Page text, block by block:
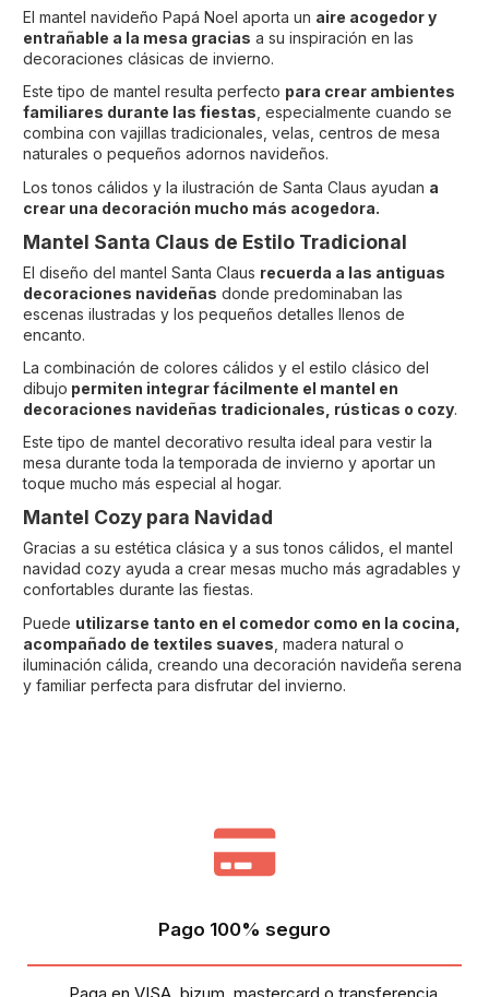
El mantel navideño Papá Noel aporta un aire acogedor y
entrañable a la mesa gracias a su inspiración en las
decoraciones clásicas de invierno.
Este tipo de mantel resulta perfecto para crear ambientes
familiares durante las fiestas, especialmente cuando se
combina con vajillas tradicionales, velas, centros de mesa
naturales o pequeños adornos navideños.
Los tonos cálidos y la ilustración de Santa Claus ayudan a
crear una decoración mucho más acogedora.
Mantel Santa Claus de Estilo Tradicional
El diseño del mantel Santa Claus recuerda a las antiguas
decoraciones navideñas donde predominaban las
escenas ilustradas y los pequeños detalles llenos de
encanto.
La combinación de colores cálidos y el estilo clásico del
dibujo permiten integrar fácilmente el mantel en
decoraciones navideñas tradicionales, rústicas o cozy.
Este tipo de mantel decorativo resulta ideal para vestir la
mesa durante toda la temporada de invierno y aportar un
toque mucho más especial al hogar.
Mantel Cozy para Navidad
Gracias a su estética clásica y a sus tonos cálidos, el mantel
navidad cozy ayuda a crear mesas mucho más agradables y
confortables durante las fiestas.
Puede utilizarse tanto en el comedor como en la cocina,
acompañado de textiles suaves , madera natural o
iluminación cálida, creando una decoración navideña serena
y familiar perfecta para disfrutar del invierno.
Pago 100% seguro